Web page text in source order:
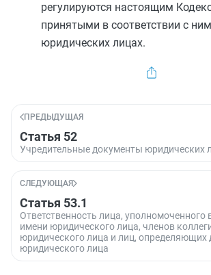
регулируются настоящим
принятыми в соответствии с
юридических лицах.
ПРЕДЫДУЩАЯ
Статья 52
Учредительные документы юридических
СЛЕДУЮЩАЯ
Статья 53.1
Ответственность лица, уполномоченного
имени юридического лица, членов
юридического лица и лиц, определяющих
юридического лица